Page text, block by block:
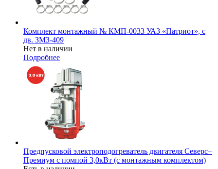
Комплект монтажный № КМП-0033 УАЗ «Патриот», с
дв. ЗМЗ-409
Нет в наличии
Подробнее
Предпусковой электроподогреватель двигателя Северс+
Премиум с помпой 3,0кВт (с монтажным комплектом)